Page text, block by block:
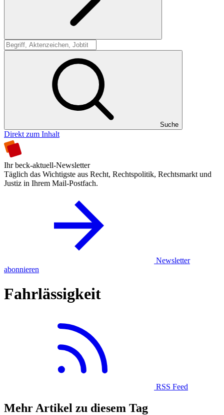
Suche
Suche
Direkt zum Inhalt
Ihr beck-aktuell-Newsletter
Täglich das Wichtigste aus Recht, Rechtspolitik, Rechtsmarkt und
Justiz in Ihrem Mail-Postfach.
Newsletter
abonnieren
Fahrlässigkeit
RSS Feed
Mehr Artikel zu diesem Tag